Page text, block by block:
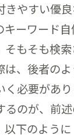
きやすい優
キーワード
そもそも検
は、後者の
必要があり
るのが、前
以下のよう